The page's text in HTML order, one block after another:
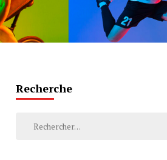
Recherche
Rechercher :